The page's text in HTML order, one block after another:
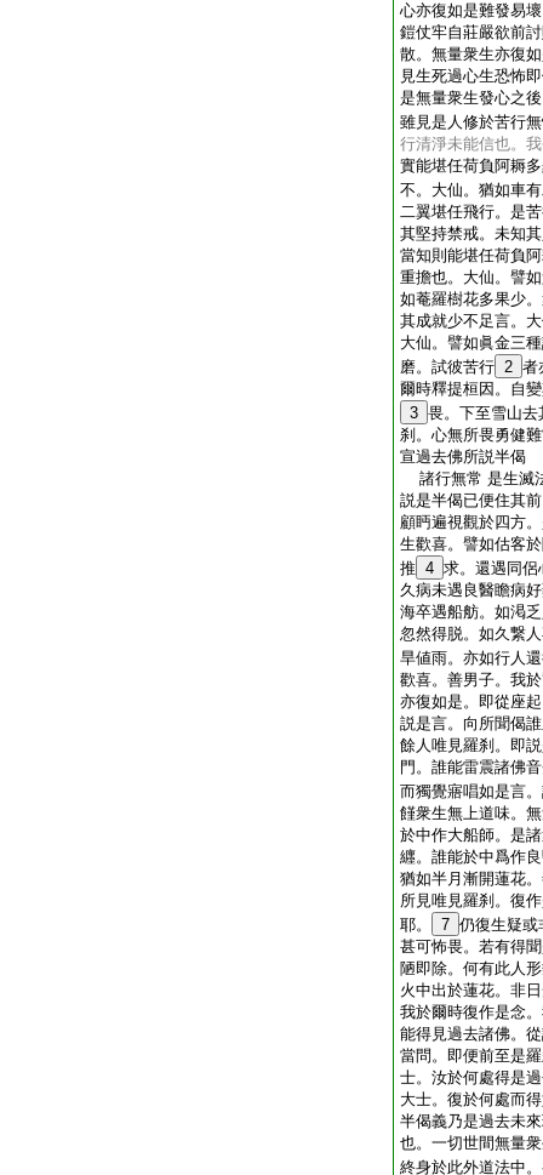
心亦復如是難發易
鎧仗牢自莊嚴欲前
散。無量衆生亦復
見生死過心生恐怖
是無量衆生發心之
雖見是人修於苦行
行清淨未能信也。
實能堪任荷負阿耨
不。大仙。猶如車
二翼堪任飛行。是
其堅持禁戒。未知
當知則能堪任荷負
重擔也。大仙。譬
如菴羅樹花多果少
其成就少不足言。
大仙。譬如眞金三
磨。試彼苦行 2 者
爾時釋提桓因。自
3 畏。下至雪山
刹。心無所畏勇健
宣過去佛所説半偈
諸行無常 是生滅
説是半偈已便住其
顧眄遍視觀於四方
生歡喜。譬如估客
推 4 求。還遇同侶
久病未遇良醫瞻病
海卒遇船舫。如渇
忽然得脱。如久繋
旱値雨。亦如行人
歡喜。善男子。我
亦復如是。即從座
説是言。向所聞偈
餘人唯見羅刹。即
門。誰能雷震諸佛
而獨覺寤唱如是言
饉衆生無上道味。
於中作大船師。是
纒。誰能於中爲作
猶如半月漸開蓮花
所見唯見羅刹。復
耶。
7 仍復生疑或
甚可怖畏。若有得
陋即除。何有此人
火中出於蓮花。非
我於爾時復作是念
能得見過去諸佛。
當問。即便前至是
士。汝於何處得是
大士。復於何處而
半偈義乃是過去未
也。一切世間無量
終身於此外道法中